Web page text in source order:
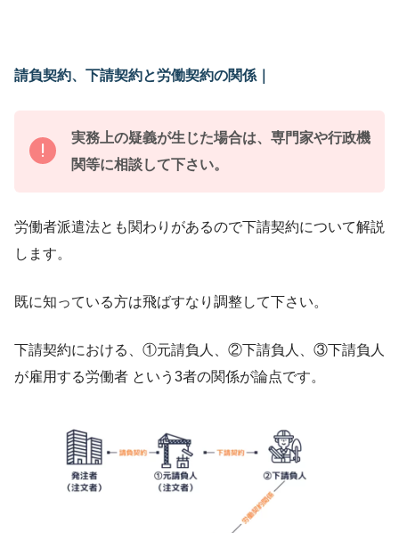
請負契約、下請契約と労働契約の関係
実務上の疑義が生じた場合は、専門家や行政機
関等に相談して下さい。
労働者派遣法とも関わりがあるので下請契約について解説
します。
既に知っている方は飛ばすなり調整して下さい。
下請契約における、①元請負人、②下請負人、③下請負人
が雇用する労働者 という3者の関係が論点です。